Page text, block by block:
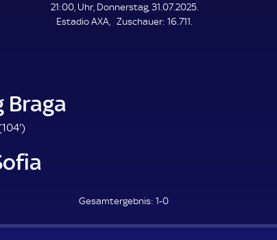
21:00, Uhr, Donnerstag, 31.07.2025.
Estadio AXA
Zuschauer: Z
16.711.
Braga
104'1
4
)
1-0